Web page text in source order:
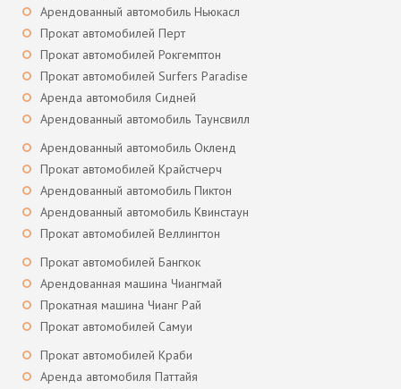
Арендованный автомобиль Ньюкасл
Прокат автомобилей Перт
Прокат автомобилей Рокгемптон
Прокат автомобилей Surfers Paradise
Аренда автомобиля Сидней
Арендованный автомобиль Таунсвилл
Арендованный автомобиль Окленд
Прокат автомобилей Крайстчерч
Арендованный автомобиль Пиктон
Арендованный автомобиль Квинстаун
Прокат автомобилей Веллингтон
Прокат автомобилей Бангкок
Арендованная машина Чиангмай
Прокатная машина Чианг Рай
Прокат автомобилей Самуи
Прокат автомобилей Краби
Аренда автомобиля Паттайя